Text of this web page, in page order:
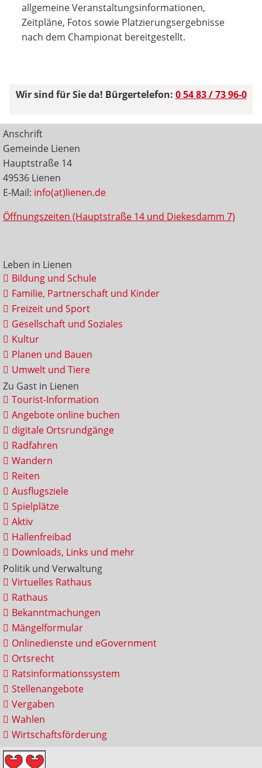
allgemeine Veranstaltungsinformationen,
Zeitpläne, Fotos sowie Platzierungsergebnisse
nach dem Championat bereitgestellt.
Wir sind für Sie da! Bürgertelefon: 0 54 83 / 73 96-0
Anschrift
Gemeinde Lienen
Hauptstraße 14
49536 Lienen
E-Mail: info(at)lienen.de
Öffnungszeiten (Hauptstraße 14 und Diekesdamm 7)
Leben in Lienen
Bildung und Schule
Familie, Partnerschaft und Kinder
Freizeit und Sport
Gesellschaft und Soziales
Kultur
Planen und Bauen
Umwelt und Tiere
Zu Gast in Lienen
Tourist-Information
Angebote online buchen
digitale Ortsrundgänge
Radfahren
Wandern
Reiten
Ausflugsziele
Spielplätze
Aktiv
Hallenfreibad
Downloads, Links und mehr
Politik und Verwaltung
Virtuelles Rathaus
Rathaus
Bekanntmachungen
Mängelformular
Onlinedienste und eGovernment
Ortsrecht
Ratsinformationssystem
Stellenangebote
Vergaben
Wahlen
Wirtschaftsförderung